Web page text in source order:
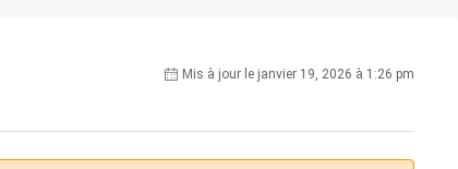
Mis à jour le janvier 19, 2026 à 1:26 pm